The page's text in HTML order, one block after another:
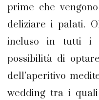
prime che
deliziare i palati.
incluso in tutti i
possibilità di
dell’aperitivo
wedding tra i quali